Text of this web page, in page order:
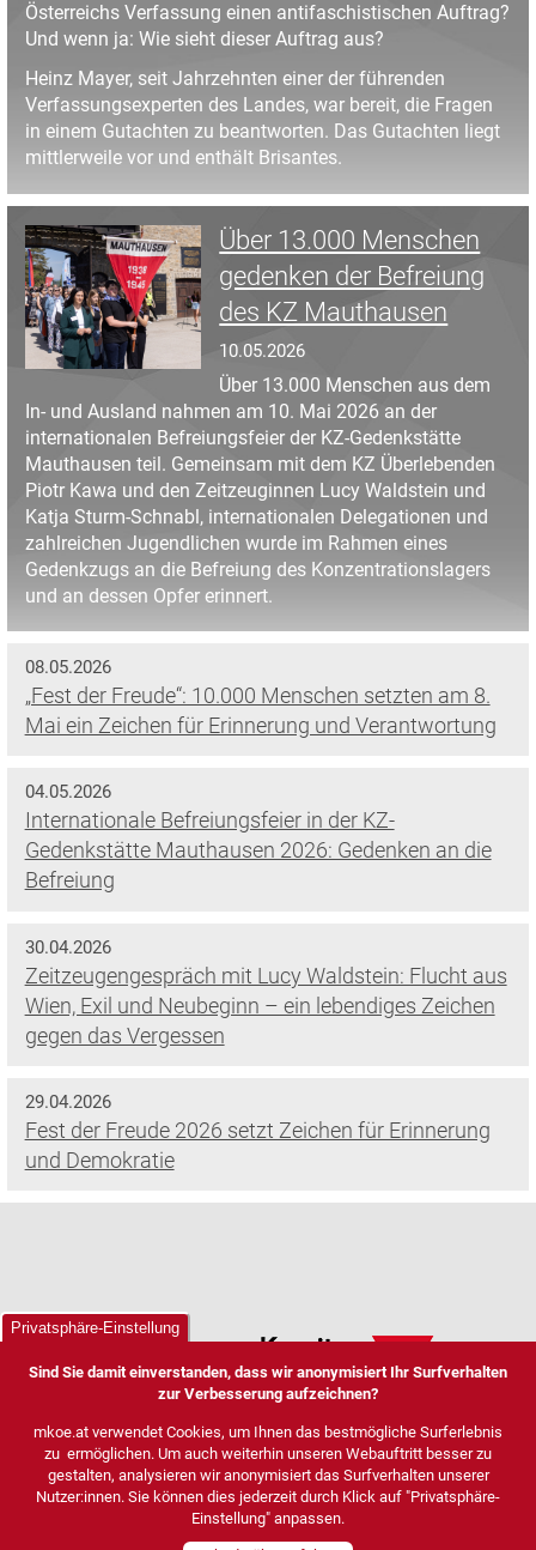
Österreichs Verfassung einen antifaschistischen Auftrag?
Und wenn ja: Wie sieht dieser Auftrag aus?
Heinz Mayer, seit Jahrzehnten einer der führenden
Verfassungsexperten des Landes, war bereit, die Fragen
in einem Gutachten zu beantworten. Das Gutachten liegt
mittlerweile vor und enthält Brisantes.
Über 13.000 Menschen
gedenken der Befreiung
des KZ Mauthausen
10.05.2026
Über 13.000 Menschen aus dem
In- und Ausland nahmen am 10. Mai 2026 an der
internationalen Befreiungsfeier der KZ-Gedenkstätte
Mauthausen teil. Gemeinsam mit dem KZ Überlebenden
Piotr Kawa und den Zeitzeuginnen Lucy Waldstein und
Katja Sturm-Schnabl, internationalen Delegationen und
zahlreichen Jugendlichen wurde im Rahmen eines
Gedenkzugs an die Befreiung des Konzentrationslagers
und an dessen Opfer erinnert.
08.05.2026
„Fest der Freude“: 10.000 Menschen setzten am 8.
Mai ein Zeichen für Erinnerung und Verantwortung
04.05.2026
Internationale Befreiungsfeier in der KZ-
Gedenkstätte Mauthausen 2026: Gedenken an die
Befreiung
30.04.2026
Zeitzeugengespräch mit Lucy Waldstein: Flucht aus
Wien, Exil und Neubeginn – ein lebendiges Zeichen
gegen das Vergessen
29.04.2026
Fest der Freude 2026 setzt Zeichen für Erinnerung
und Demokratie
Privatsphäre-Einstellung
Sind Sie damit einverstanden, dass wir anonymisiert Ihr Surfverhalten
zur Verbesserung aufzeichnen?
mkoe.at verwendet Cookies, um Ihnen das bestmögliche Surferlebnis
zu ermöglichen. Um auch weiterhin unseren Webauftritt besser zu
gestalten, analysieren wir anonymisiert das Surfverhalten unserer
Nutzer:innen. Sie können dies jederzeit durch Klick auf "Privatsphäre-
Einstellung" anpassen.